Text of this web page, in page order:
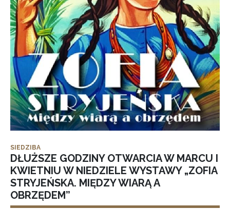
SIEDZIBA
DŁUŻSZE GODZINY OTWARCIA W MARCU I
KWIETNIU W NIEDZIELE WYSTAWY „ZOFIA
STRYJEŃSKA. MIĘDZY WIARĄ A
OBRZĘDEM”